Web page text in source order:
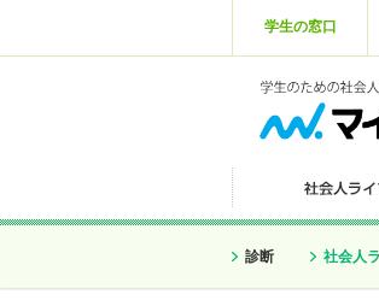
学生の窓口
診断 社会人